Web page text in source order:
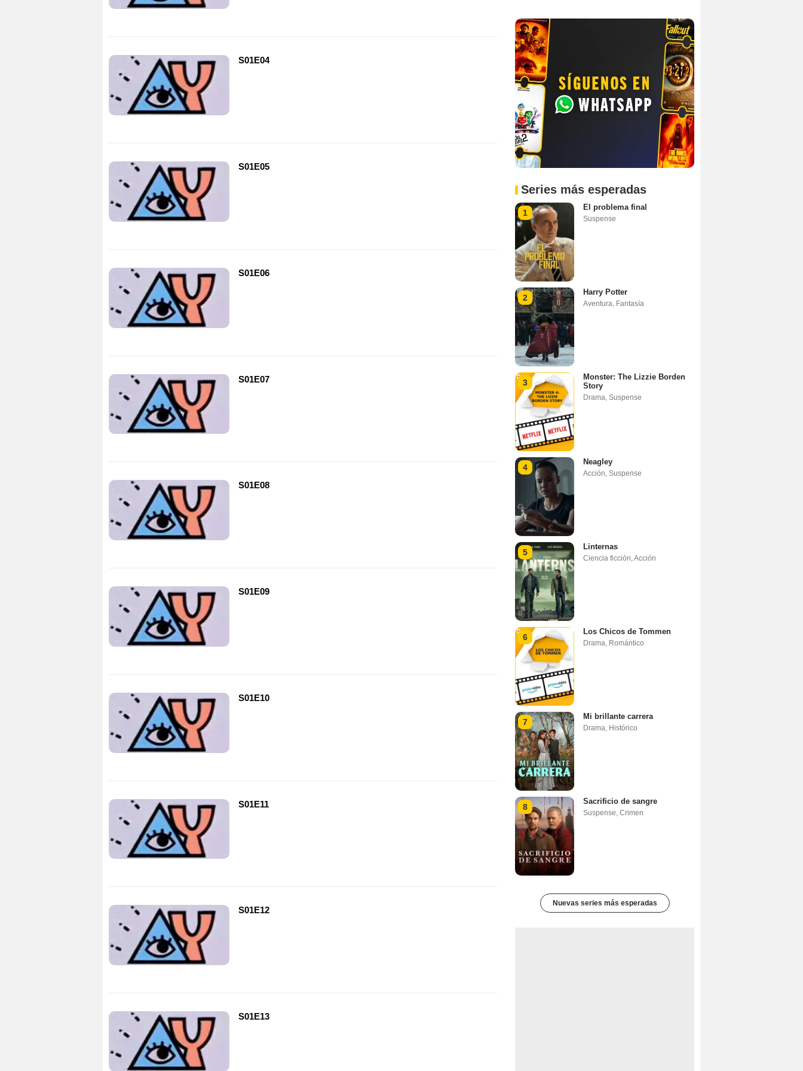
S01E04
S01E05
S01E06
S01E07
S01E08
S01E09
S01E10
S01E11
S01E12
S01E13
Series más esperadas
1
El problema final
Suspense
2
Harry Potter
Aventura Fantasía
3
Monster: The Lizzie Borden
Story
Drama Suspense
4
Neagley
Acción Suspense
5
Linternas
Ciencia ficción Acción
6
Los Chicos de Tommen
Drama Romántico
7
Mi brillante carrera
Drama Histórico
8
Sacrificio de sangre
Suspense Crimen
Nuevas series más esperadas